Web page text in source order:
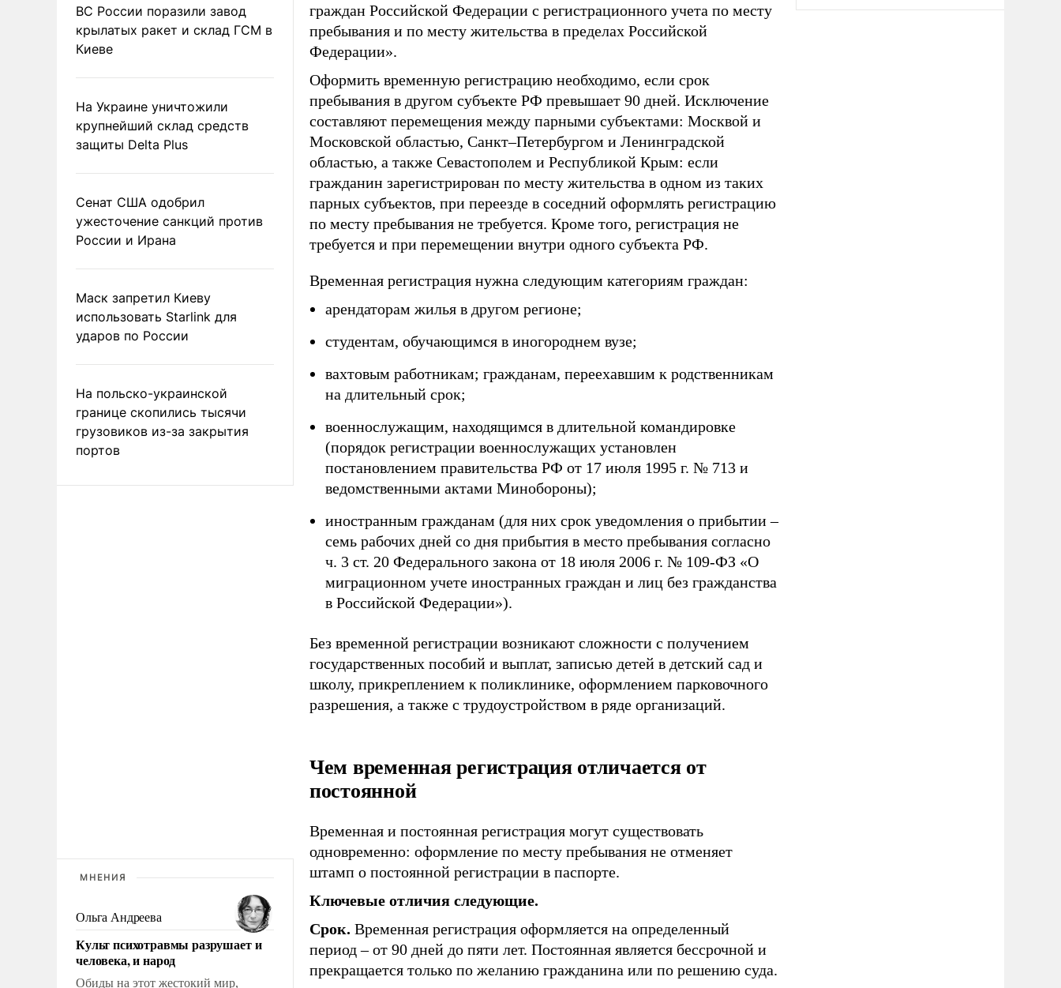
ВС России поразили завод
крылатых ракет и склад ГСМ в
Киеве
На Украине уничтожили
крупнейший склад средств
защиты Delta Plus
Сенат США одобрил
ужесточение санкций против
России и Ирана
Маск запретил Киеву
использовать Starlink для
ударов по России
На польско-украинской
границе скопились тысячи
грузовиков из-за закрытия
портов
МНЕНИЯ
Ольга Андреева
Культ психотравмы разрушает и
человека, и народ
Обиды на этот жестокий мир,
граждан Российской Федерации с регистрационного учета по месту
пребывания и по месту жительства в пределах Российской
Федерации».
Оформить временную регистрацию необходимо, если срок
пребывания в другом субъекте РФ превышает 90 дней. Исключение
составляют перемещения между парными субъектами: Москвой и
Московской областью, Санкт–Петербургом и Ленинградской
областью, а также Севастополем и Республикой Крым: если
гражданин зарегистрирован по месту жительства в одном из таких
парных субъектов, при переезде в соседний оформлять регистрацию
по месту пребывания не требуется. Кроме того, регистрация не
требуется и при перемещении внутри одного субъекта РФ.
Временная регистрация нужна следующим категориям граждан:
арендаторам жилья в другом регионе;
студентам, обучающимся в иногороднем вузе;
вахтовым работникам; гражданам, переехавшим к родственникам
на длительный срок;
военнослужащим, находящимся в длительной командировке
(порядок регистрации военнослужащих установлен
постановлением правительства РФ от 17 июля 1995 г. № 713 и
ведомственными актами Минобороны);
иностранным гражданам (для них срок уведомления о прибытии –
семь рабочих дней со дня прибытия в место пребывания согласно
ч. 3 ст. 20 Федерального закона от 18 июля 2006 г. № 109-ФЗ «О
миграционном учете иностранных граждан и лиц без гражданства
в Российской Федерации»).
Без временной регистрации возникают сложности с получением
государственных пособий и выплат, записью детей в детский сад и
школу, прикреплением к поликлинике, оформлением парковочного
разрешения, а также с трудоустройством в ряде организаций.
Чем временная регистрация отличается от
постоянной
Временная и постоянная регистрация могут существовать
одновременно: оформление по месту пребывания не отменяет
штамп о постоянной регистрации в паспорте.
Ключевые отличия следующие.
Срок. Временная регистрация оформляется на определенный
период – от 90 дней до пяти лет. Постоянная является бессрочной и
прекращается только по желанию гражданина или по решению суда.